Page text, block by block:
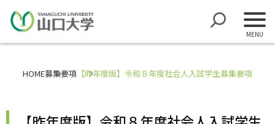
HOME募集要項 【昨年度版】令和８年度社会人入試学生募集要項